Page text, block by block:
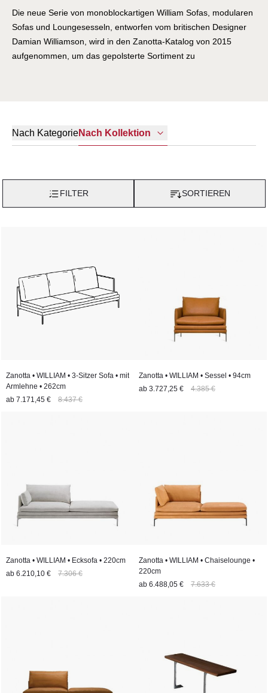
Die neue Serie von monoblockartigen William Sofas, modularen
Sofas und Loungesesseln, entworfen vom britischen Designer
Damian Williamson, wird in den Zanotta-Katalog von 2015
aufgenommen, um das gepolsterte Sortiment zu
Loungesessel-Module und die Massivholzregale aus Eiche oder
hingegen benötigt man Zeit und kann Änderungen oder
Produkt zu gelangen." "Ganz wie William: In fünf Jahren haben
wir gemeinsam mit Zanotta die komplette Kollektion erreicht,
modern und elegant, die eine breite Auswahl an
Komfortlösungen für das Wohnzimmer bietet. Zum Beispiel kann
man den gepolsterten Sitz ohne Rückenlehne haben, um auf
beiden Seiten zu sitzen und sich gegenüberzusehen, sowie die
Nach KategorieNach Kollektion
FILTER SORTIEREN
Zanotta • WILLIAM • 3-Sitzer Sofa • mit
Armlehne • 262cm
ab 7.171,45 € 8.437 €
Zanotta • WILLIAM • Sessel • 94cm
ab 3.727,25 € 4.385 €
Zanotta • WILLIAM • Ecksofa • 220cm
ab 6.210,10 € 7.306 €
Zanotta • WILLIAM • Chaiselounge •
220cm
ab 6.488,05 € 7.633 €